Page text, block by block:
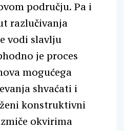
području. Pa i
razlučivanja
vodi slavlju
je proces
mogućega
shvaćati i
konstruktivni
okvirima